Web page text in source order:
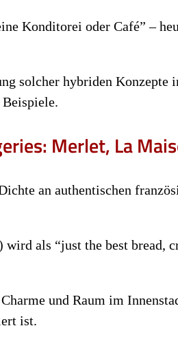
Konditorei oder Café” –
solcher hybriden Konzepte
Merlet, La
an authentischen
als “just the best bread,
und Raum im
ist.